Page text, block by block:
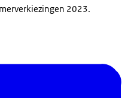
2023.